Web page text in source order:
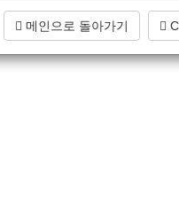
메인으로 돌아가기